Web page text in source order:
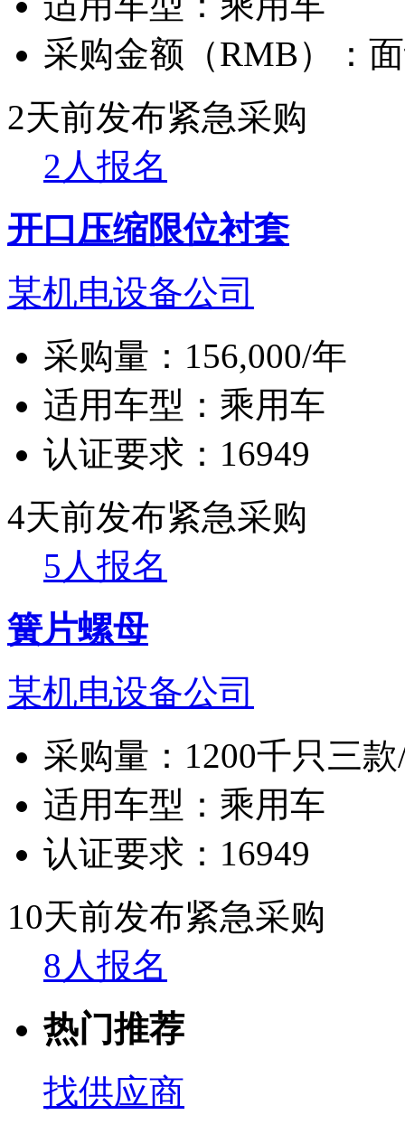
采购金额（RMB）：
2天前发布紧急采购
2人报名
开口压缩限位衬套
某机电设备公司
采购量： 156,000/年
适用车型： 乘用车
认证要求： 16949
4天前发布紧急采购
5人报名
簧片螺母
某机电设备公司
采购量： 1200千只三
适用车型： 乘用车
认证要求： 16949
10天前发布紧急采购
8人报名
热门推荐
找供应商